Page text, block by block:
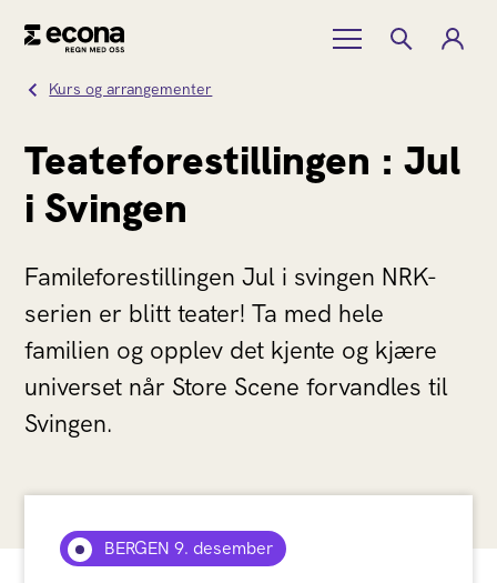
Kurs og arrangementer
Teateforestillingen : Jul
i Svingen
Famileforestillingen Jul i svingen NRK-
serien er blitt teater! Ta med hele
familien og opplev det kjente og kjære
universet når Store Scene forvandles til
Svingen.
BERGEN 9. desember